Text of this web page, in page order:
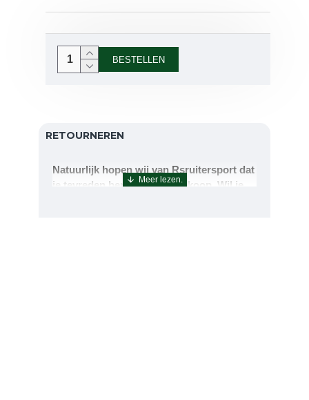
BESTELLEN
RETOURNEREN
Natuurlijk hopen wij van Rsruitersport dat
je tevreden bent met uw aankoop. Wil je